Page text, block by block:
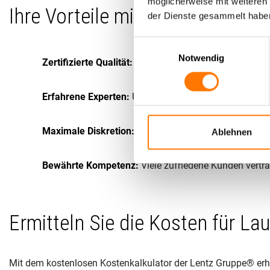
der Dienste gesammelt
Notwendig
Ablehnen
Ihre Vorteile mit der Lentz
Zertifizierte Qualität: Unsere Dienstleistungen sind
Erfahrene Experten: Unser Team besteht aus
Maximale Diskretion: Wir garantieren absolute
Bewährte Kompetenz:Viele zufriedene Kunden
Ermitteln Sie die Kosten für
Mit dem kostenlosen Kostenkalkulator der Lentz Gruppe®